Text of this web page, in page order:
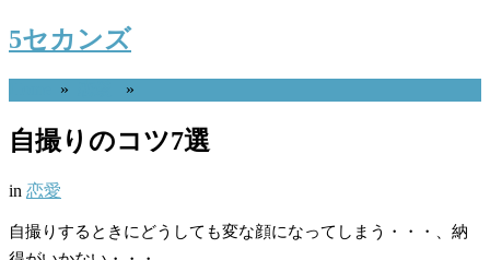
5セカンズ
» »
自撮りのコツ7選
in 恋愛
自撮りするときにどうしても変な顔になってしまう・・・、納